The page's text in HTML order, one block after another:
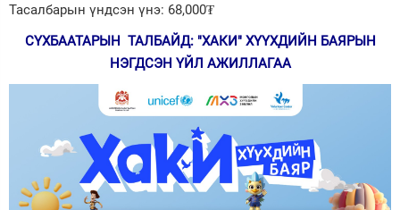
Тасалбарын үндсэн үнэ: 68,000₮
СҮХБААТАРЫН ТАЛБАЙД: "ХАКИ" ХҮҮХДИЙН БАЯРЫН
НЭГДСЭН ҮЙЛ АЖИЛЛАГАА